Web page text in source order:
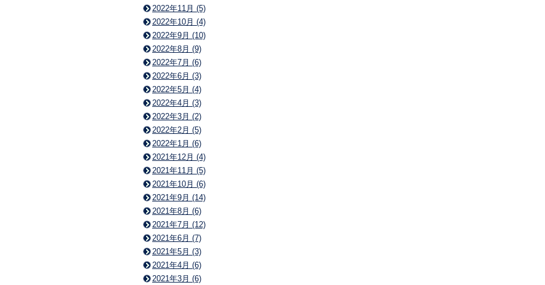
2022年11月 (5)
2022年10月 (4)
2022年9月 (10)
2022年8月 (9)
2022年7月 (6)
2022年6月 (3)
2022年5月 (4)
2022年4月 (3)
2022年3月 (2)
2022年2月 (5)
2022年1月 (6)
2021年12月 (4)
2021年11月 (5)
2021年10月 (6)
2021年9月 (14)
2021年8月 (6)
2021年7月 (12)
2021年6月 (7)
2021年5月 (3)
2021年4月 (6)
2021年3月 (6)